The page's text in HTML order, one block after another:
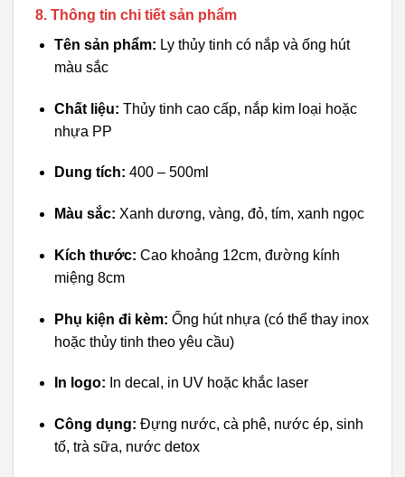
8. Thông tin chi tiết sản phẩm
Tên sản phẩm: Ly thủy tinh có nắp và ống hút
màu sắc
Chất liệu: Thủy tinh cao cấp, nắp kim loại hoặc
nhựa PP
Dung tích: 400 – 500ml
Màu sắc: Xanh dương, vàng, đỏ, tím, xanh ngọc
Kích thước: Cao khoảng 12cm, đường kính
miệng 8cm
Phụ kiện đi kèm: Ống hút nhựa (có thể thay inox
hoặc thủy tinh theo yêu cầu)
In logo: In decal, in UV hoặc khắc laser
Công dụng: Đựng nước, cà phê, nước ép, sinh
tố, trà sữa, nước detox